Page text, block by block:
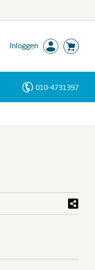
Inloggen
010-4731397